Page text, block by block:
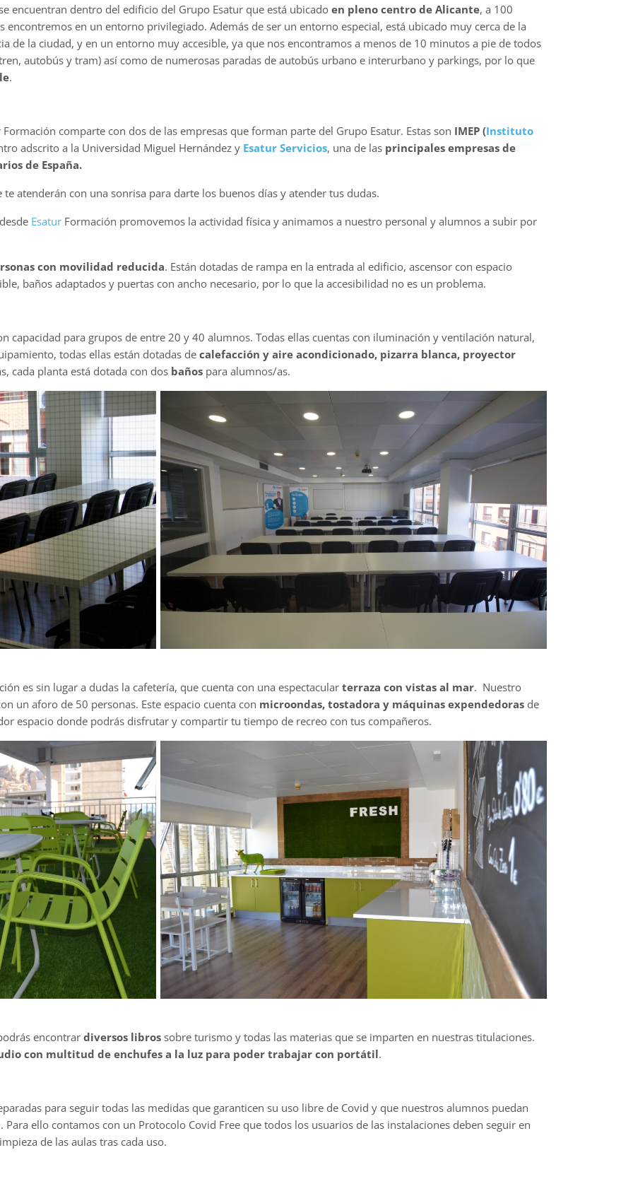
encuentran dentro del edificio del Grupo Esatur que está ubicado en pleno centro de Alicante, a 100
en un entorno privilegiado. Además de ser un entorno especial, está ubicado muy cerca de la
de la ciudad, y en un entorno muy accesible, ya que nos encontramos a menos de 10 minutos a pie de todos
autobús y tram) así como de numerosas paradas de autobús urbano e interurbano y parkings, por lo que
.
comparte con dos de las empresas que forman parte del Grupo Esatur. Estas son IMEP (Instituto
adscrito a la Universidad Miguel Hernández y Esatur Servicios, una de las principales empresas de
de España.
te atenderán con una sonrisa para darte los buenos días y atender tus dudas.
Esatur Formación promovemos la actividad física y animamos a nuestro personal y alumnos a subir por
con movilidad reducida. Están dotadas de rampa en la entrada al edificio, ascensor con espacio
baños adaptados y puertas con ancho necesario, por lo que la accesibilidad no es un problema.
capacidad para grupos de entre 20 y 40 alumnos. Todas ellas cuentas con iluminación y ventilación natural,
todas ellas están dotadas de calefacción y aire acondicionado, pizarra blanca, proyector
cada planta está dotada con dos baños para alumnos/as.
es sin lugar a dudas la cafetería, que cuenta con una espectacular terraza con vistas al mar. Nuestro
un aforo de 50 personas. Este espacio cuenta con microondas, tostadora y máquinas expendedoras de
espacio donde podrás disfrutar y compartir tu tiempo de recreo con tus compañeros.
encontrar diversos libros sobre turismo y todas las materias que se imparten en nuestras titulaciones.
con multitud de enchufes a la luz para poder trabajar con portátil.
para seguir todas las medidas que garanticen su uso libre de Covid y que nuestros alumnos puedan
ello contamos con un Protocolo Covid Free que todos los usuarios de las instalaciones deben seguir en
de las aulas tras cada uso.